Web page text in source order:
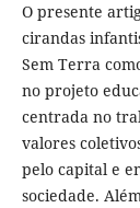
O presente
cirandas
Sem Terra
no projeto
centrada no
valores
pelo capital e
sociedade.